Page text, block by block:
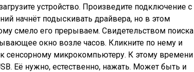
устройство. Произведите подключение с
начнёт подыскивать драйвера, но в этом
смело его прерываем. Свидетельством поиска
окно возле часов. Кликните по нему и
сенсорному микрокомпьютеру. К этому времени
Её нужно, естественно, нажать. Может быть и